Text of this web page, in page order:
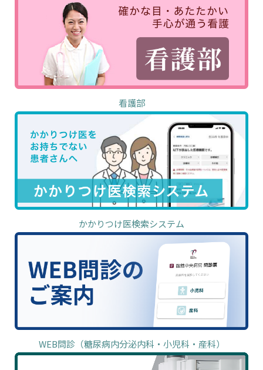
看護部
かかりつけ医検索システム
WEB問診（糖尿病内分泌内科・小児科・産科）